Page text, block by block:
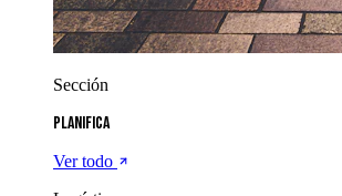
Sección
Planifica
Ver todo